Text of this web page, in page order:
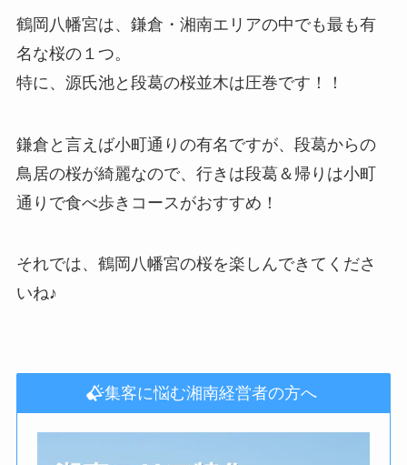
鶴岡八幡宮は、鎌倉・湘南エリアの中でも最も有
名な桜の１つ。
特に、源氏池と段葛の桜並木は圧巻です！！
鎌倉と言えば小町通りの有名ですが、段葛からの
鳥居の桜が綺麗なので、行きは段葛＆帰りは小町
通りで食べ歩きコースがおすすめ！
それでは、鶴岡八幡宮の桜を楽しんできてくださ
いね♪
集客に悩む湘南経営者の方へ